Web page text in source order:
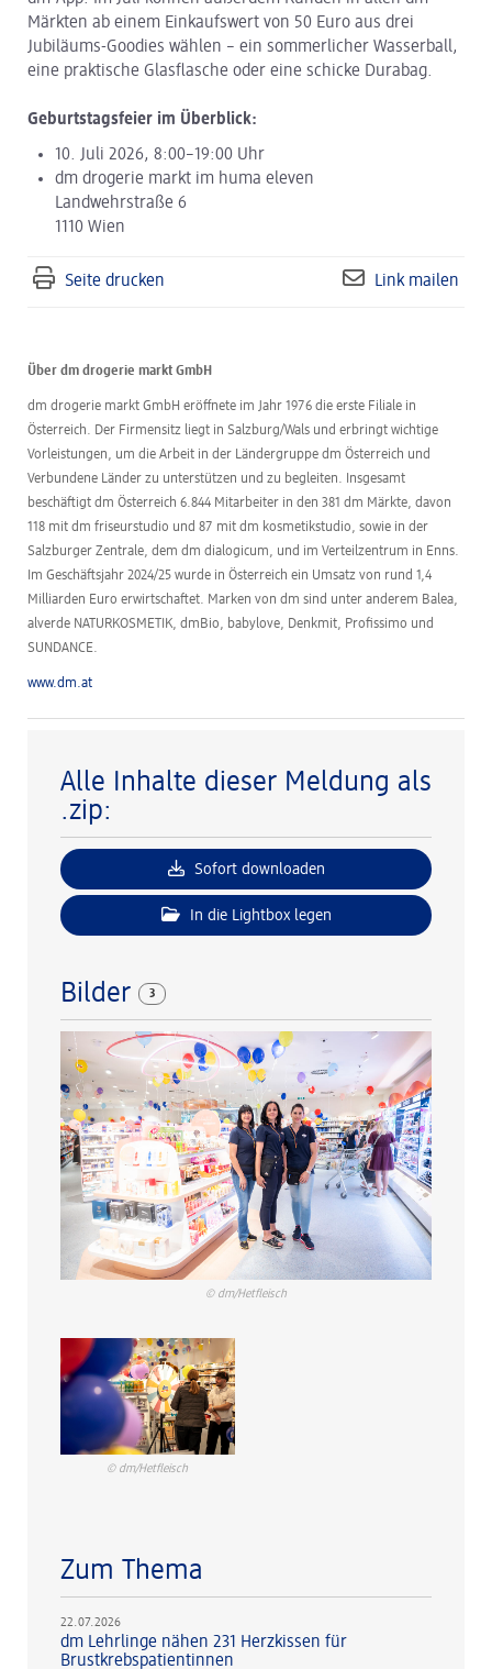
Märkten ab einem Einkaufswert von 50 Euro aus drei
Jubiläums-Goodies wählen – ein sommerlicher Wasserball,
eine praktische Glasflasche oder eine schicke Durabag.
Geburtstagsfeier im Überblick:
10. Juli 2026, 8:00–19:00 Uhr
dm drogerie markt im huma eleven
Landwehrstraße 6
1110 Wien
Seite drucken Link mailen
Über dm drogerie markt GmbH
dm drogerie markt GmbH eröffnete im Jahr 1976 die erste Filiale in
Österreich. Der Firmensitz liegt in Salzburg/Wals und erbringt wichtige
Vorleistungen, um die Arbeit in der Ländergruppe dm Österreich und
Verbundene Länder zu unterstützen und zu begleiten. Insgesamt
beschäftigt dm Österreich 6.844 Mitarbeiter in den 381 dm Märkte, davon
118 mit dm friseurstudio und 87 mit dm kosmetikstudio, sowie in der
Salzburger Zentrale, dem dm dialogicum, und im Verteilzentrum in Enns.
Im Geschäftsjahr 2024/25 wurde in Österreich ein Umsatz von rund 1,4
Milliarden Euro erwirtschaftet. Marken von dm sind unter anderem Balea,
alverde NATURKOSMETIK, dmBio, babylove, Denkmit, Profissimo und
SUNDANCE.
www.dm.at
Alle Inhalte dieser Meldung als
.zip:
Sofort downloaden
In die Lightbox legen
Bilder 3
© dm/Hetfleisch
© dm/Hetfleisch
Zum Thema
22.07.2026
dm Lehrlinge nähen 231 Herzkissen für
Brustkrebspatientinnen